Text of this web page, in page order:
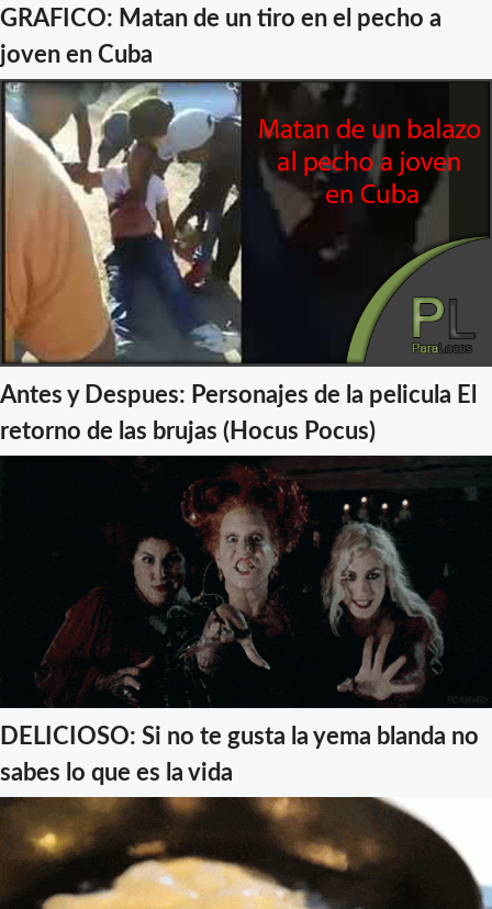
GRAFICO: Matan de un tiro en el pecho a
joven en Cuba
Antes y Despues: Personajes de la pelicula El
retorno de las brujas (Hocus Pocus)
DELICIOSO: Si no te gusta la yema blanda no
sabes lo que es la vida